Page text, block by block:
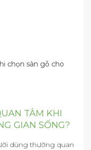
TÂM KHI
GIAN SỐNG?
dùng thường quan